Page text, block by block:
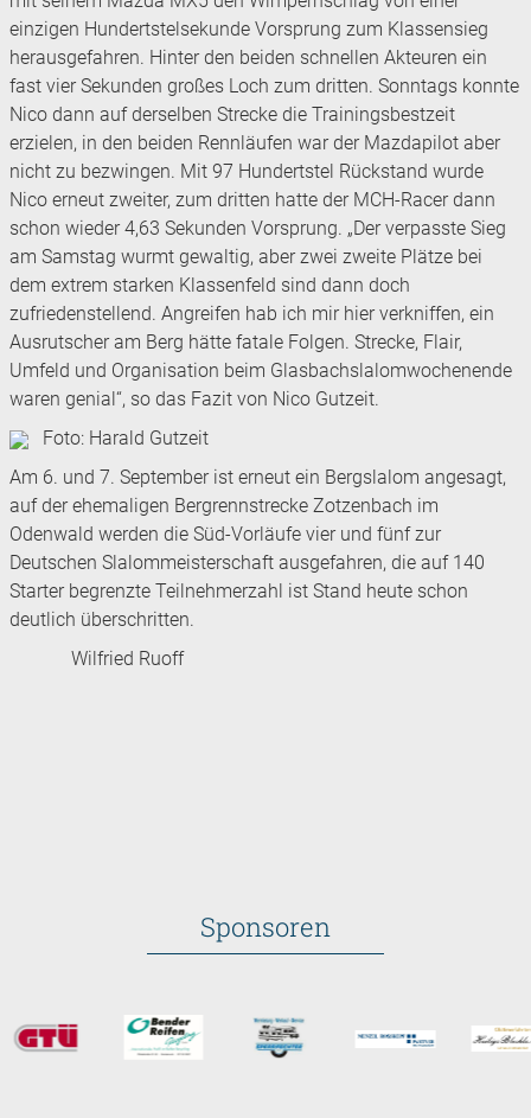
einzigen Hundertstelsekunde Vorsprung zum Klassensieg
herausgefahren. Hinter den beiden schnellen Akteuren ein
fast vier Sekunden großes Loch zum dritten. Sonntags konnte
Nico dann auf derselben Strecke die Trainingsbestzeit
erzielen, in den beiden Rennläufen war der Mazdapilot aber
nicht zu bezwingen. Mit 97 Hundertstel Rückstand wurde
Nico erneut zweiter, zum dritten hatte der MCH-Racer dann
schon wieder 4,63 Sekunden Vorsprung. „Der verpasste Sieg
am Samstag wurmt gewaltig, aber zwei zweite Plätze bei
dem extrem starken Klassenfeld sind dann doch
zufriedenstellend. Angreifen hab ich mir hier verkniffen, ein
Ausrutscher am Berg hätte fatale Folgen. Strecke, Flair,
Umfeld und Organisation beim Glasbachslalomwochenende
waren genial“, so das Fazit von Nico Gutzeit.
Foto: Harald Gutzeit
Am 6. und 7. September ist erneut ein Bergslalom angesagt,
auf der ehemaligen Bergrennstrecke Zotzenbach im
Odenwald werden die Süd-Vorläufe vier und fünf zur
Deutschen Slalommeisterschaft ausgefahren, die auf 140
Starter begrenzte Teilnehmerzahl ist Stand heute schon
deutlich überschritten.
Wilfried Ruoff
Sponsoren